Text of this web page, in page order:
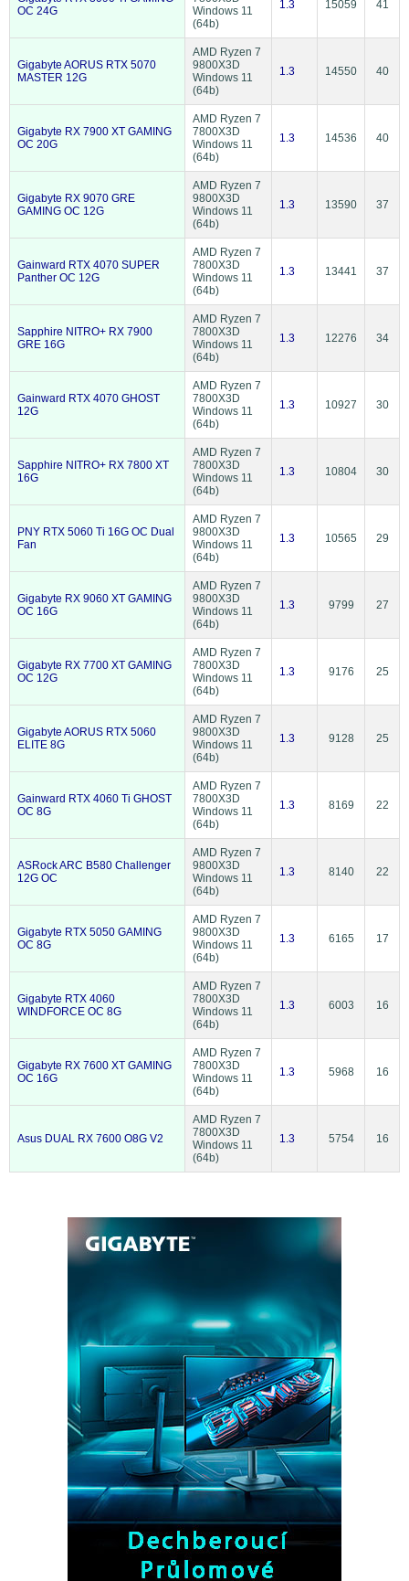
OC 24G
Windows 11
(64b)
1.3 15059 41
Gigabyte AORUS RTX 5070
MASTER 12G
AMD Ryzen 7
9800X3D
Windows 11
(64b)
1.3 14550 40
Gigabyte RX 7900 XT GAMING
OC 20G
AMD Ryzen 7
7800X3D
Windows 11
(64b)
1.3 14536 40
Gigabyte RX 9070 GRE
GAMING OC 12G
AMD Ryzen 7
9800X3D
Windows 11
(64b)
1.3 13590 37
Gainward RTX 4070 SUPER
Panther OC 12G
AMD Ryzen 7
7800X3D
Windows 11
(64b)
1.3 13441 37
Sapphire NITRO+ RX 7900
GRE 16G
AMD Ryzen 7
7800X3D
Windows 11
(64b)
1.3 12276 34
Gainward RTX 4070 GHOST
12G
AMD Ryzen 7
7800X3D
Windows 11
(64b)
1.3 10927 30
Sapphire NITRO+ RX 7800 XT
16G
AMD Ryzen 7
7800X3D
Windows 11
(64b)
1.3 10804 30
PNY RTX 5060 Ti 16G OC Dual
Fan
AMD Ryzen 7
9800X3D
Windows 11
(64b)
1.3 10565 29
Gigabyte RX 9060 XT GAMING
OC 16G
AMD Ryzen 7
9800X3D
Windows 11
(64b)
1.3 9799 27
Gigabyte RX 7700 XT GAMING
OC 12G
AMD Ryzen 7
7800X3D
Windows 11
(64b)
1.3 9176 25
Gigabyte AORUS RTX 5060
ELITE 8G
AMD Ryzen 7
9800X3D
Windows 11
(64b)
1.3 9128 25
Gainward RTX 4060 Ti GHOST
OC 8G
AMD Ryzen 7
7800X3D
Windows 11
(64b)
1.3 8169 22
ASRock ARC B580 Challenger
12G OC
AMD Ryzen 7
9800X3D
Windows 11
(64b)
1.3 8140 22
Gigabyte RTX 5050 GAMING
OC 8G
AMD Ryzen 7
9800X3D
Windows 11
(64b)
1.3 6165 17
Gigabyte RTX 4060
WINDFORCE OC 8G
AMD Ryzen 7
7800X3D
Windows 11
(64b)
1.3 6003 16
Gigabyte RX 7600 XT GAMING
OC 16G
AMD Ryzen 7
7800X3D
Windows 11
(64b)
1.3 5968 16
Asus DUAL RX 7600 O8G V2
AMD Ryzen 7
7800X3D
Windows 11
(64b)
1.3 5754 16